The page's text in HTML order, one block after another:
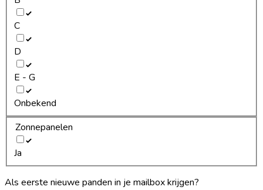
C
D
E - G
Onbekend
Zonnepanelen
Ja
Als eerste nieuwe panden in je mailbox krijgen?